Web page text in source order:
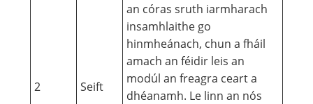
2 Seift
an córas sruth iarmharach
insamhlaithe go
hinmheánach, chun a fháil
amach an féidir leis an
modúl an freagra ceart a
dhéanamh. Le linn an nós